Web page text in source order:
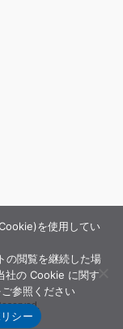
を使用してい
の閲覧を継続した場
社の Cookie に関す
参照ください
シー